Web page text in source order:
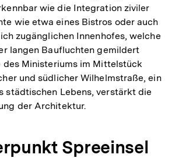
wie die Integration ziviler
wie etwa eines Bistros oder auch
zugänglichen Innenhofes, welche
langen Baufluchten gemildert
des Ministeriums im Mittelstück
und südlicher Wilhelmstraße, ein
städtischen Lebens, verstärkt die
der Architektur.
Spreeinsel